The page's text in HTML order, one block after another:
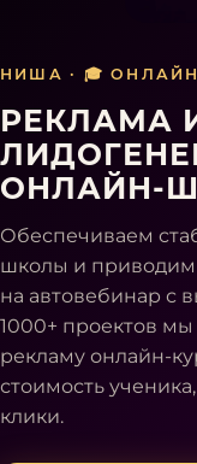
НИША · 🎓
РЕКЛАМА
ОНЛАЙН-
Обеспечиваем
школы и приводим
на автовебинар с
1000+ проектов
рекламу онлайн-
стоимость
клики.